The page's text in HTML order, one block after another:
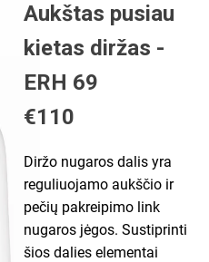
Aukštas pusiau
kietas diržas -
ERH 69
€110
Diržo nugaros dalis yra
reguliuojamo aukščio ir
pečių pakreipimo link
nugaros jėgos. Sustiprinti
šios dalies elementai